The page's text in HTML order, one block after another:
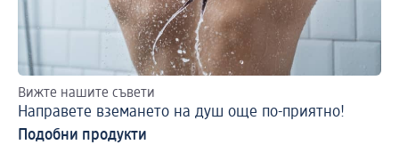
Вижте нашите съвети
Направете вземането на душ още по-приятно!
Подобни продукти